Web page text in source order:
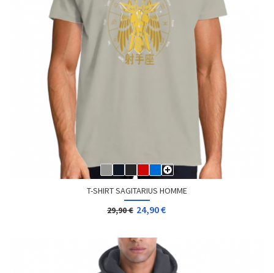
T-SHIRT SAGITARIUS HOMME
29,90 € 24,90 €